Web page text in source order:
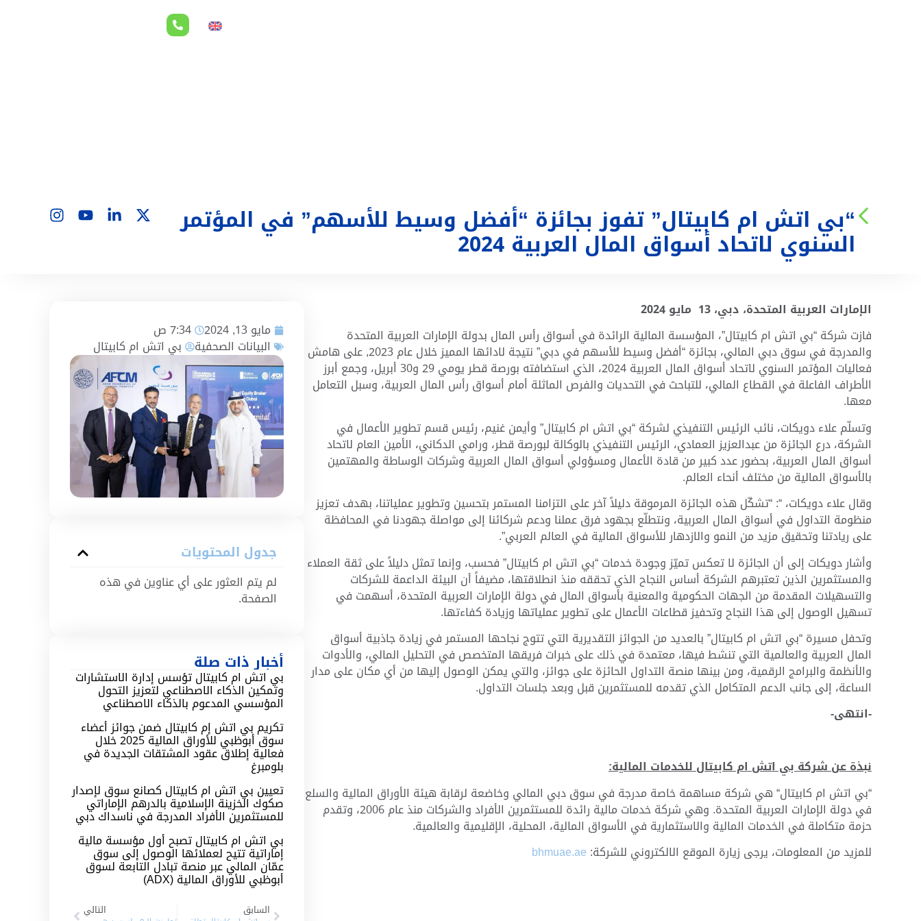
“بي اتش ام كابيتال” تفوز بجائزة “أفضل وسيط للأسهم” في المؤتمر
السنوي لاتحاد أسواق المال العربية 2024
مايو 13, 2024 7:34 ص
البيانات الصحفية بي اتش ام كابيتال
جدول المحتويات
لم يتم العثور على أي عناوين في هذه
الصفحة.
أخبار ذات صلة
بي اتش ام كابيتال تؤسس إدارة الاستشارات
وتمكين الذكاء الاصطناعي لتعزيز التحول
المؤسسي المدعوم بالذكاء الاصطناعي
تكريم بي اتش إم كابيتال ضمن جوائز أعضاء
سوق أبوظبي للأوراق المالية 2025 خلال
فعالية إطلاق عقود المشتقات الجديدة في
بلومبرغ
تعيين بي اتش ام كابيتال كصانع سوق لإصدار
صكوك الخزينة الإسلامية بالدرهم الإماراتي
للمستثمرين الأفراد المدرجة في ناسداك دبي
بي اتش ام كابيتال تصبح أول مؤسسة مالية
إماراتية تتيح لعملائها الوصول إلى سوق
عمّان المالي عبر منصة تبادل التابعة لسوق
أبوظبي للأوراق المالية (ADX)
السابق التالي
الإمارات العربية المتحدة، دبي،
مايو 2024
فازت شركة “بي اتش ام كابيتال”، المؤسسة المالية الرائدة في أسواق رأس المال بدولة الإمارات العربية المتحدة
والمدرجة في سوق دبي المالي، بجائزة “أفضل وسيط للأسهم في دبي” نتيجة لادائها المميز خلال عام 2023, على هامش
فعاليات المؤتمر السنوي لاتحاد أسواق المال العربية 2024، الذي استضافته بورصة قطر يومي 29 و30 أبريل، وجمع أبرز
الأطراف الفاعلة في القطاع المالي، للتباحث في التحديات والفرص الماثلة أمام أسواق رأس المال العربية، وسبل التعامل
معها.
وتسلّم علاء دويكات، نائب الرئيس التنفيذي لشركة “بي اتش ام كابيتال” وأيمن غنيم، رئيس قسم تطوير الأعمال في
الشركة، درع الجائزة من عبدالعزيز العمادي، الرئيس التنفيذي بالوكالة لبورصة قطر، ورامي الدكاني، الأمين العام لاتحاد
أسواق المال العربية، بحضور عدد كبير من قادة الأعمال ومسؤولي أسواق المال العربية وشركات الوساطة والمهتمين
بالأسواق المالية من مختلف أنحاء العالم.
وقال علاء دويكات، “: “تشكّل هذه الجائزة المرموقة دليلاً آخر على التزامنا المستمر بتحسين وتطوير عملياتنا، بهدف تعزيز
منظومة التداول في أسواق المال العربية، ونتطلّع بجهود فرق عملنا ودعم شركائنا إلى مواصلة جهودنا في المحافظة
على ريادتنا وتحقيق مزيد من النمو والازدهار للأسواق المالية في العالم العربي”.
وأشار دويكات إلى أن الجائزة لا تعكس تميّز وجودة خدمات “بي اتش ام كابيتال” فحسب، وإنما تمثل دليلاً على ثقة العملاء
والمستثمرين الذين تعتبرهم الشركة أساس النجاح الذي تحققه منذ انطلاقتها، مضيفاً أن البيئة الداعمة للشركات
والتسهيلات المقدمة من الجهات الحكومية والمعنية بأسواق المال في دولة الإمارات العربية المتحدة، أسهمت في
تسهيل الوصول إلى هذا النجاح وتحفيز قطاعات الأعمال على تطوير عملياتها وزيادة كفاءتها.
وتحفل مسيرة “بي اتش ام كابيتال” بالعديد من الجوائز التقديرية التي تتوج نجاحها المستمر في زيادة جاذبية أسواق
المال العربية والعالمية التي تنشط فيها، معتمدة في ذلك على خبرات فريقها المتخصص في التحليل المالي، والأدوات
والأنظمة والبرامج الرقمية، ومن بينها منصة التداول الحائزة على جوائز، والتي يمكن الوصول إليها من أي مكان على مدار
الساعة، إلى جانب الدعم المتكامل الذي تقدمه للمستثمرين قبل وبعد جلسات التداول.
-انتهى-
نبذة عن شركة بي اتش ام كابيتال للخدمات المالية:
“بي اتش ام كابيتال“ هي شركة مساهمة خاصة مدرجة في سوق دبي المالي وخاضعة لرقابة هيئة الأوراق المالية والسلع
في دولة الإمارات العربية المتحدة. وهي شركة خدمات مالية رائدة للمستثمرين الأفراد والشركات منذ عام 2006، وتقدم
حزمة متكاملة في الخدمات المالية والاستثمارية في الأسواق المالية، المحلية، الإقليمية والعالمية.
للمزيد من المعلومات، يرجى زيارة الموقع الالكتروني للشركة: bhmuae.ae